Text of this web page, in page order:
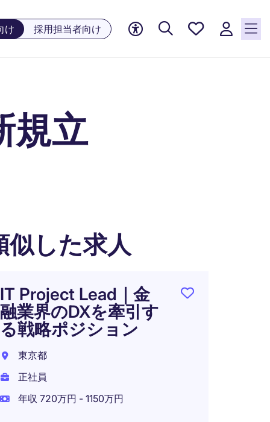
け 採用担当者向け
お気に
規立
似した求人
IT Project Lead｜金
融業界のDXを牽引す
る戦略ポジション
東京都
正社員
年収 720万円 - 1150万円